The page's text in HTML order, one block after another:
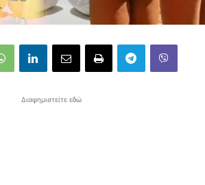
Διαφημιστείτε εδώ